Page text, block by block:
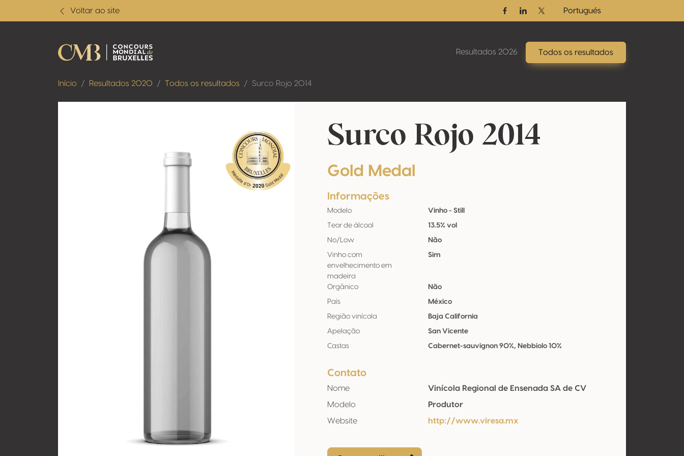
Voltar ao site
FacebookLinkedinTwitter / X
Portugués
Resultados 2026 Todos os resultados
Início Resultados 2020 Todos os resultados Surco Rojo 2014
Surco Rojo 2014
Gold Medal
Informações
Modelo Vinho - Still
Teor de álcool 13.5% vol
No/Low Não
Vinho com
envelhecimento em
madeira
Sim
Orgânico Não
País México
Região vinícola Baja California
Apelação San Vicente
Castas Cabernet-sauvignon 90%, Nebbiolo 10%
Contato
Nome
Vinícola Regional de Ensenada SA de CV
Modelo
Produtor
Website
http://www.viresa.mx